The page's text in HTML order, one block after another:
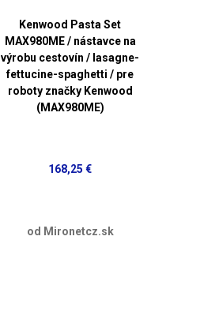
Kenwood Pasta Set
MAX980ME / nástavce na
výrobu cestovín / lasagne-
fettucine-spaghetti / pre
roboty značky Kenwood
(MAX980ME)
168,25 €
od Mironetcz.sk